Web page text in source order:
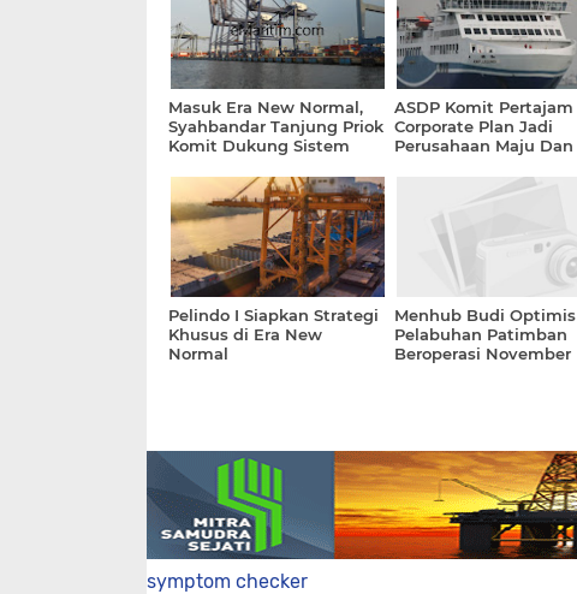
Masuk Era New Normal,
Syahbandar Tanjung Priok
Komit Dukung Sistem
ASDP Komit Pertajam
Corporate Plan Jadi
Perusahaan Maju Dan
Pelindo I Siapkan Strategi
Khusus di Era New
Normal
Menhub Budi Optimis
Pelabuhan Patimban
Beroperasi November
symptom checker